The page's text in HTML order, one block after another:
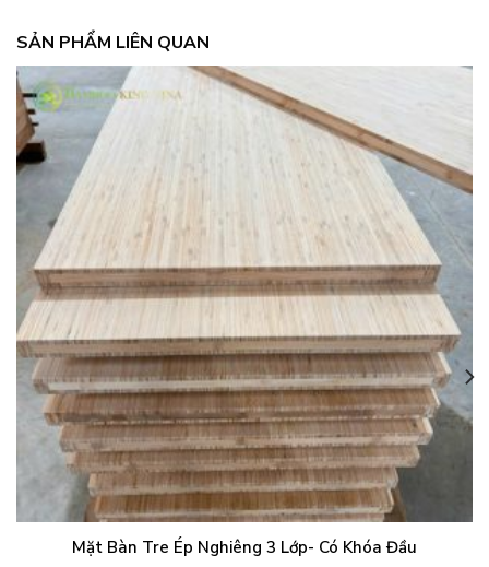
SẢN PHẨM LIÊN QUAN
Mặt Bàn Tre Ép Nghiêng 3 Lớp- Có Khóa Đầu